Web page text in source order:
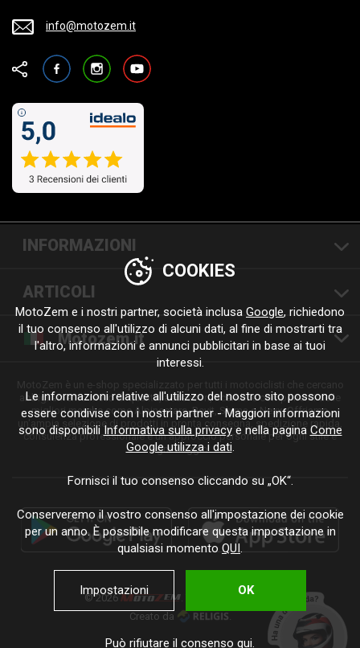
info@motozem.it
FacebookInstagramYouTube
INFORMAZIONI
ARTICOLI
Motozem.it
abbigliamento moto di qualità, accessori, ricambi e componenti delle
migliori marche come Alpinestars, Revit, Shima o Nexx. Offriamo
un'ampia selezione di prodotti in pronta consegna, spedizione rapida,
consulenza professionale e un approccio personale per ogni stile e
ogni viaggio.
© 2026
. Tutti i diritti riservati.
Creato da
.
COOKIES
MotoZem e i nostri partner, società inclusa Google, richiedono
il tuo consenso all'utilizzo di alcuni dati, al fine di mostrarti tra
l'altro, informazioni e annunci pubblicitari in base ai tuoi
interessi.
Le informazioni relative all'utilizzo del nostro sito possono
essere condivise con i nostri partner - Maggiori informazioni
sono disponibili Informativa sulla privacye nella pagina Come
Google utilizza i dati.
Fornisci il tuo consenso cliccando su „OK“.
Conserveremo il vostro consenso all'impostazione dei cookie
per un anno. È possibile modificare questa impostazione in
qualsiasi momento QUI.
Impostazioni OK
Può rifiutare il consenso qui.